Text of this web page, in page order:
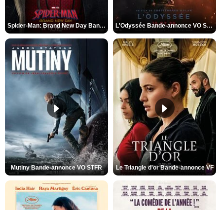
Spider-Man: Brand New Day Bande-annonce VO STFR L'Odyssée Bande-annonce VO STFR
Mutiny Bande-annonce VO STFR Le Triangle d'or Bande-annonce VF